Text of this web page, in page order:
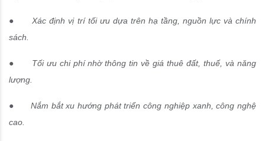
● Xác định vị trí tối ưu dựa trên hạ tầng, nguồn lực và chính
sách.
● Tối ưu chi phí nhờ thông tin về giá thuê đất, thuế, và năng
lượng.
● Nắm bắt xu hướng phát triển công nghiệp xanh, công nghệ
cao.